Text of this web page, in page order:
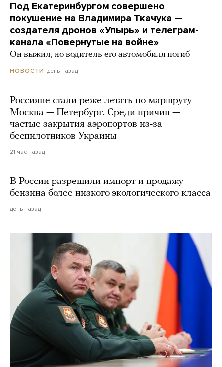
Под Екатеринбургом совершено
покушение на Владимира Ткачука —
создателя дронов «Упырь» и телеграм-
канала «Повернутые на войне»
Он выжил, но водитель его автомобиля погиб
НОВОСТИ день назад
Россияне стали реже летать по маршруту
Москва — Петербург. Среди причин —
частые закрытия аэропортов из-за
беспилотников Украины
21 час назад
В России разрешили импорт и продажу
бензина более низкого экологического класса
день назад